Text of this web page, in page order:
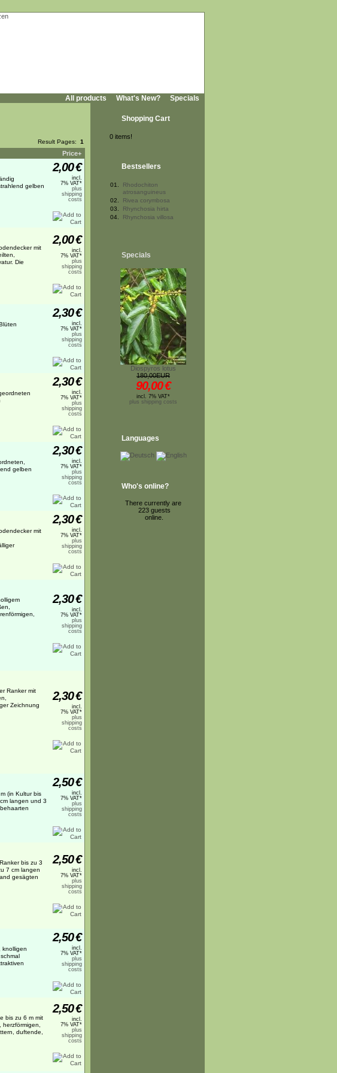
All products What's New? Specials
Result Pages: 1
Price+
gelben
2,00€
incl.
7% VAT*
plus
shipping
costs
mit
Die
2,00€
incl.
7% VAT*
plus
shipping
costs
2,30€
incl.
7% VAT*
plus
shipping
costs
2,30€
incl.
7% VAT*
plus
shipping
costs
gelben
2,30€
incl.
7% VAT*
plus
shipping
costs
mit
2,30€
incl.
7% VAT*
plus
shipping
costs
2,30€
incl.
7% VAT*
plus
shipping
costs
Ranker mit
Zeichnung
2,30€
incl.
7% VAT*
plus
shipping
costs
(in Kultur bis
langen und 3
2,50€
incl.
7% VAT*
plus
shipping
costs
bis zu 3
7 cm langen
gesägten
2,50€
incl.
7% VAT*
plus
shipping
costs
knolligen
2,50€
incl.
7% VAT*
plus
shipping
costs
bis zu 6 m mit
duftende,
2,50€
incl.
7% VAT*
plus
shipping
costs
Shopping Cart
0 items!
Bestsellers
01.
Rhodochiton
atrosanguineus
02.
Rivea corymbosa
03.
Rhynchosia hirta
04.
Rhynchosia villosa
Specials
Diospyros lotus
180,00EUR
90,00€
incl. 7% VAT*
plus shipping costs
Languages
Who's online?
There currently are
223 guests
online.